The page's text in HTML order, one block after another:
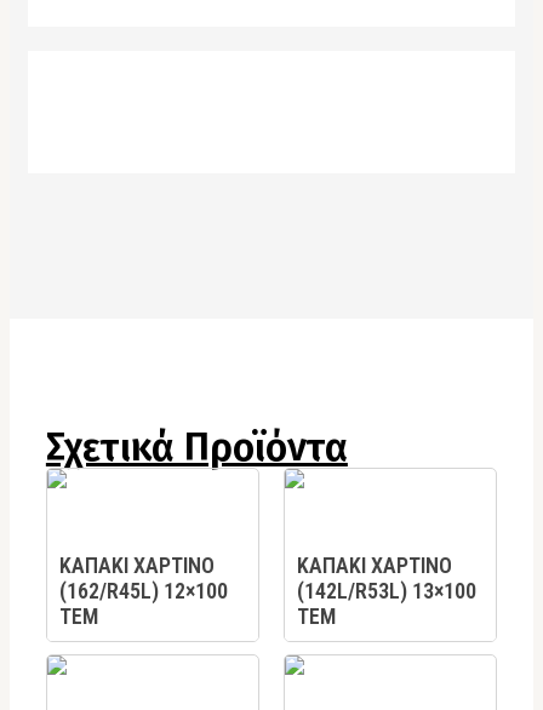
Σχετικά Προϊόντα
ΚΑΠΑΚΙ ΧΑΡΤΙΝΟ
(162/R45L) 12×100
ΤΕΜ
ΚΑΠΑΚΙ ΧΑΡΤΙΝΟ
(142L/R53L) 13×100
ΤΕΜ